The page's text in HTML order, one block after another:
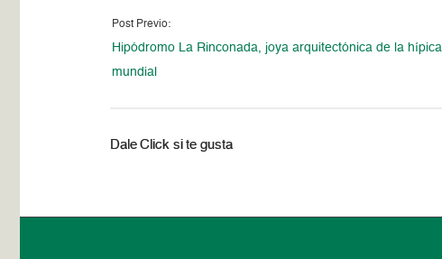
Post Previo:
Hipódromo La Rinconada, joya arquitectónica de la hípica
mundial
Dale Click si te gusta